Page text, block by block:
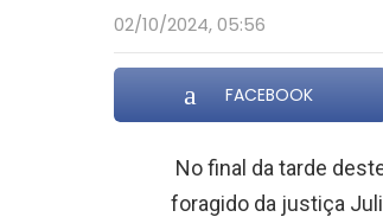
02/10/2024, 05:56
FACEBOOK
No final da tarde
foragido da justiça